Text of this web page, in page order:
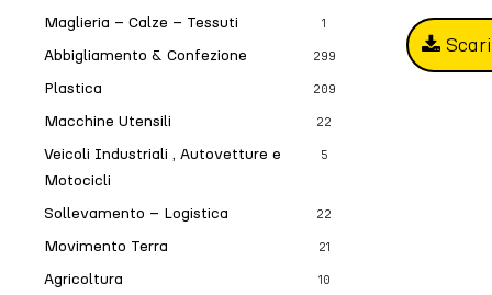
Maglieria – Calze – Tessuti 1
Abbigliamento & Confezione 299
Plastica 209
Macchine Utensili 22
Veicoli Industriali , Autovetture e
Motocicli
5
Sollevamento – Logistica 22
Movimento Terra 21
Agricoltura 10